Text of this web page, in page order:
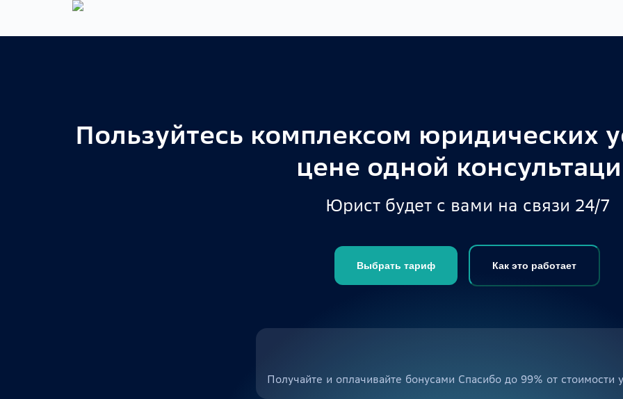
Пользуйтесь комплексом юридических
цене одной
Юрист будет с вами на связи 24/7
Выбрать тариф Как это работает
Получайте и оплачивайте бонусами Спасибо до 99% от стоимости